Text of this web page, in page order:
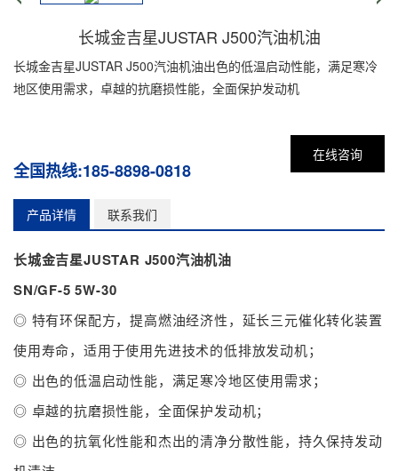
长城金吉星JUSTAR J500汽油机油
长城金吉星JUSTAR J500汽油机油出色的低温启动性能，满足寒冷
地区使用需求，卓越的抗磨损性能，全面保护发动机
在线咨询
全国热线:185-8898-0818
产品详情 联系我们
长城金吉星JUSTAR J500汽油机油
SN/GF-5 5W-30
◎ 特有环保配方，提高燃油经济性，延长三元催化转化装置
使用寿命，适用于使用先进技术的低排放发动机；
◎ 出色的低温启动性能，满足寒冷地区使用需求；
◎ 卓越的抗磨损性能，全面保护发动机；
◎ 出色的抗氧化性能和杰出的清净分散性能，持久保持发动